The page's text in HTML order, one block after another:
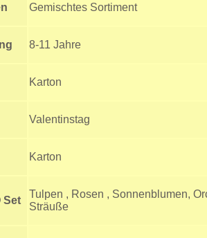
Gemischtes Sortiment
8-11 Jahre
Karton
Valentinstag
Karton
Set
Tulpen , Rosen , Sonnenblumen,
Sträuße